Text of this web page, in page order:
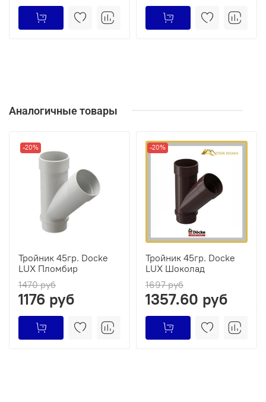
Аналогичные товары
-20%
Тройник 45гр. Docke
LUX Пломбир
1470 руб
1176 руб
-20%
Тройник 45гр. Docke
LUX Шоколад
1697 руб
1357.60 руб